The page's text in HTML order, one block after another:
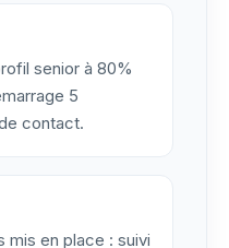
senior à 80%
5
contact.
mis en place : suivi